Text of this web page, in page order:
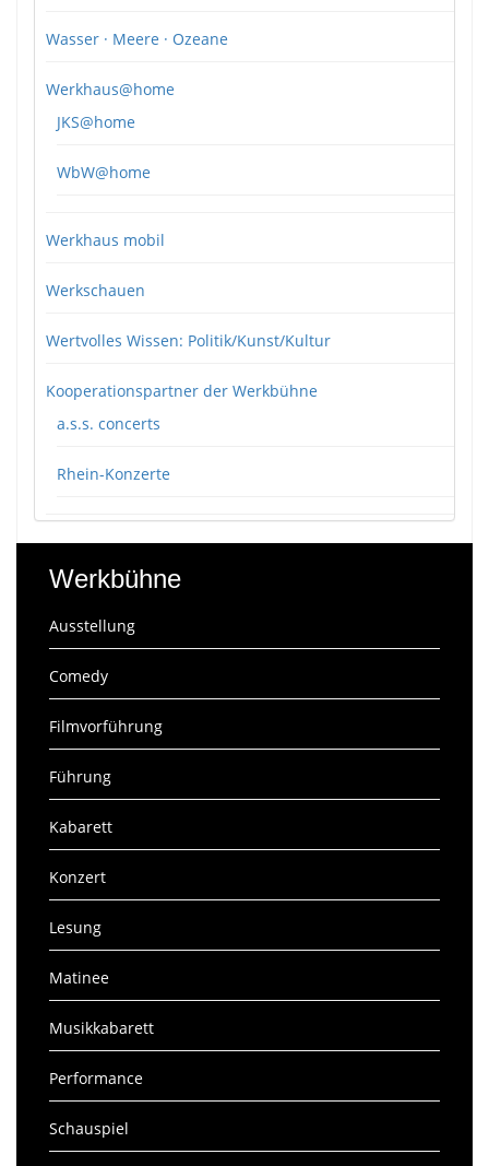
Wasser · Meere · Ozeane
Werkhaus@home
JKS@home
WbW@home
Werkhaus mobil
Werkschauen
Wertvolles Wissen: Politik/Kunst/Kultur
Kooperationspartner der Werkbühne
a.s.s. concerts
Rhein-Konzerte
Werkbühne
Ausstellung
Comedy
Filmvorführung
Führung
Kabarett
Konzert
Lesung
Matinee
Musikkabarett
Performance
Schauspiel